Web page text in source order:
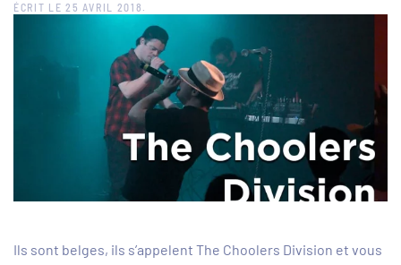
ÉCRIT LE25 AVRIL 2018 .
Ils sont belges, ils s’appelent The Choolers Division et vous